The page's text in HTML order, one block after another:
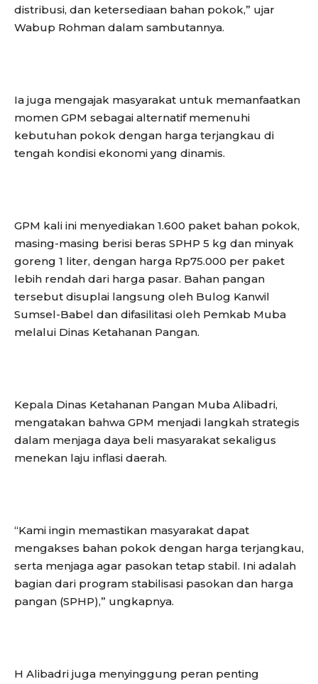
distribusi, dan ketersediaan bahan pokok,” ujar
Wabup Rohman dalam sambutannya.
Ia juga mengajak masyarakat untuk memanfaatkan
momen GPM sebagai alternatif memenuhi
kebutuhan pokok dengan harga terjangkau di
tengah kondisi ekonomi yang dinamis.
GPM kali ini menyediakan 1.600 paket bahan pokok,
masing-masing berisi beras SPHP 5 kg dan minyak
goreng 1 liter, dengan harga Rp75.000 per paket
lebih rendah dari harga pasar. Bahan pangan
tersebut disuplai langsung oleh Bulog Kanwil
Sumsel-Babel dan difasilitasi oleh Pemkab Muba
melalui Dinas Ketahanan Pangan.
Kepala Dinas Ketahanan Pangan Muba Alibadri,
mengatakan bahwa GPM menjadi langkah strategis
dalam menjaga daya beli masyarakat sekaligus
menekan laju inflasi daerah.
“Kami ingin memastikan masyarakat dapat
mengakses bahan pokok dengan harga terjangkau,
serta menjaga agar pasokan tetap stabil. Ini adalah
bagian dari program stabilisasi pasokan dan harga
pangan (SPHP),” ungkapnya.
H Alibadri juga menyinggung peran penting